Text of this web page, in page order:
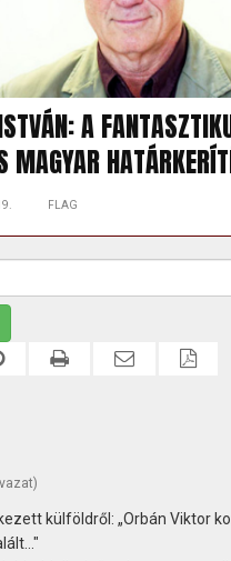
A
MAGYAR
FLAG
külföldről: „Orbán Viktor